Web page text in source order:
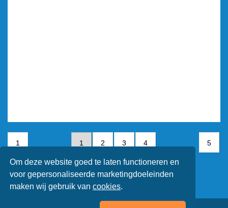
Om deze website goed te laten functioneren en
voor gepersonaliseerde marketingdoeleinden
maken wij gebruik vancookies.
1 1 2 3 4 5